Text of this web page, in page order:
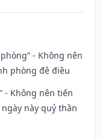
- Không nên
phòng đê điều
- Không nên tiến
này quỷ thần